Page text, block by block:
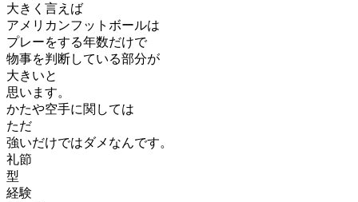
大きく言えば
アメリカンフットボールは
プレーをする年数だけで
物事を判断している部分が
大きいと
思います。
かたや空手に関しては
ただ
強いだけではダメなんです。
礼節
型
経験